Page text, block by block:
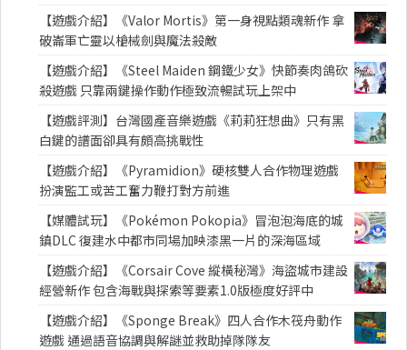
【遊戲介紹】《Valor Mortis》第一身視點類魂新作 拿
破崙軍亡靈以槍械劍與魔法殺敵
【遊戲介紹】《Steel Maiden 鋼鐵少女》快節奏肉鴿砍
殺遊戲 只靠兩鍵操作動作極致流暢試玩上架中
【遊戲評測】台灣國產音樂遊戲《莉莉狂想曲》只有黑
白鍵的譜面卻具有頗高挑戰性
【遊戲介紹】《Pyramidion》硬核雙人合作物理遊戲
扮演監工或苦工奮力鞭打對方前進
【媒體試玩】《Pokémon Pokopia》冒泡泡海底的城
鎮DLC 復建水中都市同場加映漆黑一片的深海區域
【遊戲介紹】《Corsair Cove 縱橫秘灣》海盜城市建設
經營新作 包含海戰與探索等要素1.0版極度好評中
【遊戲介紹】《Sponge Break》四人合作木筏舟動作
遊戲 通過語音協調與解謎並救助掉隊隊友